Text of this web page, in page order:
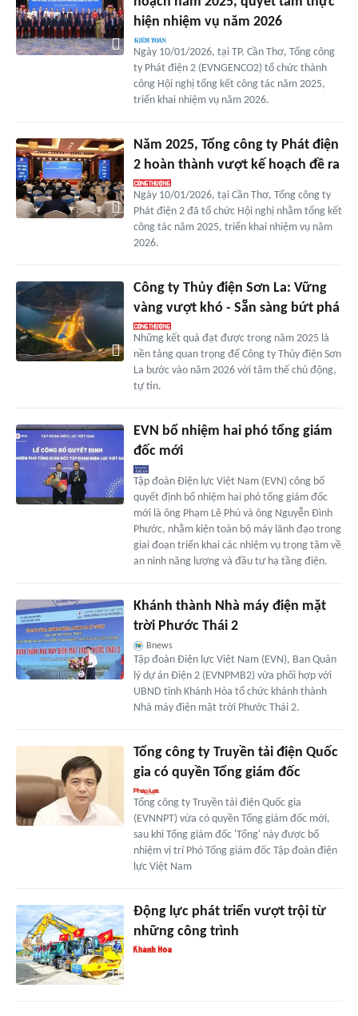
hiện nhiệm vụ năm 2026
Ngày 10/01/2026, tại TP. Cần Thơ, Tổng công
ty Phát điện 2 (EVNGENCO2) tổ chức thành
công Hội nghị tổng kết công tác năm 2025,
triển khai nhiệm vụ năm 2026.
Năm 2025, Tổng công ty Phát điện
2 hoàn thành vượt kế hoạch đề ra
Ngày 10/01/2026, tại Cần Thơ, Tổng công ty
Phát điện 2 đã tổ chức Hội nghị nhằm tổng kết
công tác năm 2025, triển khai nhiệm vụ năm
2026.
Công ty Thủy điện Sơn La: Vững
vàng vượt khó - Sẵn sàng bứt phá
Những kết quả đạt được trong năm 2025 là
nền tảng quan trọng để Công ty Thủy điện Sơn
La bước vào năm 2026 với tâm thế chủ động,
tự tin.
EVN bổ nhiệm hai phó tổng giám
đốc mới
Tập đoàn Điện lực Việt Nam (EVN) công bố
quyết định bổ nhiệm hai phó tổng giám đốc
mới là ông Phạm Lê Phú và ông Nguyễn Đình
Phước, nhằm kiện toàn bộ máy lãnh đạo trong
giai đoạn triển khai các nhiệm vụ trọng tâm về
an ninh năng lượng và đầu tư hạ tầng điện.
Khánh thành Nhà máy điện mặt
trời Phước Thái 2
Bnews
Tập đoàn Điện lực Việt Nam (EVN), Ban Quản
lý dự án Điện 2 (EVNPMB2) vừa phối hợp với
UBND tỉnh Khánh Hòa tổ chức khánh thành
Nhà máy điện mặt trời Phước Thái 2.
Tổng công ty Truyền tải điện Quốc
gia có quyền Tổng giám đốc
Tổng công ty Truyền tải điện Quốc gia
(EVNNPT) vừa có quyền Tổng giám đốc mới,
sau khi Tổng giám đốc 'Tổng' này được bổ
nhiệm vị trí Phó Tổng giám đốc Tập đoàn điện
lực Việt Nam
Động lực phát triển vượt trội từ
những công trình